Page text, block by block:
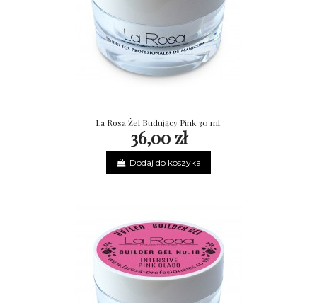
La Rosa Żel Budujący Pink 30 ml.
36,00 zł
Dodaj do koszyka